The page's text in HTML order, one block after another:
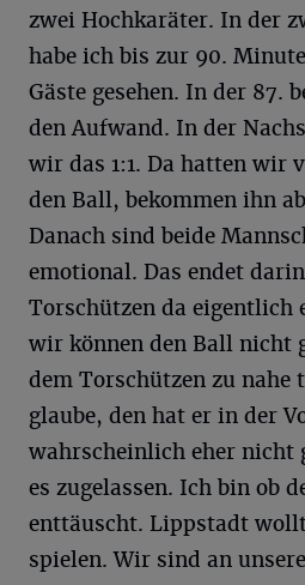
zwei Hochkaräter. In der
habe ich bis zur 90.
Gäste gesehen. In der 87.
den Aufwand. In der
wir das 1:1. Da hatten wir
den Ball, bekommen ihn
Danach sind beide
emotional. Das endet
Torschützen da eigentlich
wir können den Ball nicht
dem Torschützen zu nahe
glaube, den hat er in der
wahrscheinlich eher nicht
es zugelassen. Ich bin ob
enttäuscht. Lippstadt
spielen. Wir sind an